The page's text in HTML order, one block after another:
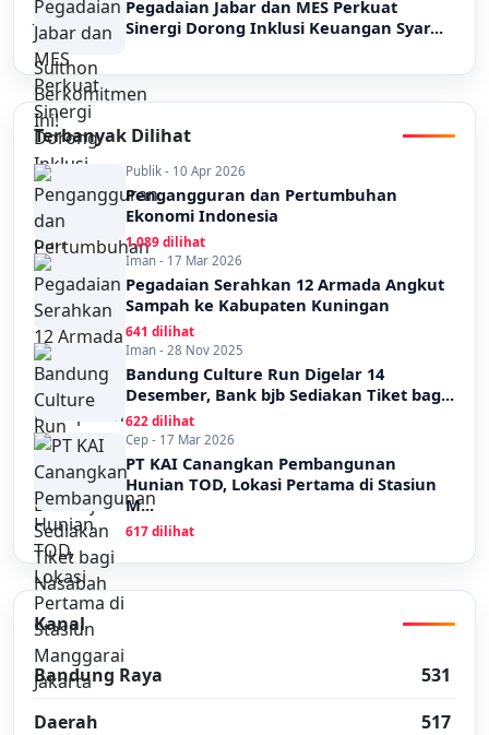
Pegadaian Jabar dan MES Perkuat
Sinergi Dorong Inklusi Keuangan Syar...
Terbanyak Dilihat
Publik - 10 Apr 2026
Pengangguran dan Pertumbuhan
Ekonomi Indonesia
1,089 dilihat
Iman - 17 Mar 2026
Pegadaian Serahkan 12 Armada Angkut
Sampah ke Kabupaten Kuningan
641 dilihat
Iman - 28 Nov 2025
Bandung Culture Run Digelar 14
Desember, Bank bjb Sediakan Tiket bag...
622 dilihat
Cep - 17 Mar 2026
PT KAI Canangkan Pembangunan
Hunian TOD, Lokasi Pertama di Stasiun
M...
617 dilihat
Kanal
Bandung Raya
531
Daerah
517